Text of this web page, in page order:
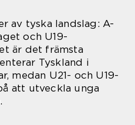
av tyska landslag: A-
och U19-
är det främsta
Tyskland i
medan U21- och U19-
att utveckla unga